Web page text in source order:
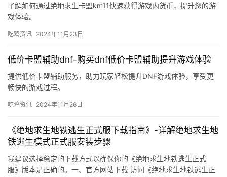
了解如何通过绝地求生卡盟km11快速获得游戏内货币，提升您的游
戏体验。
吃鸡资讯 2024年11月23日
低价卡盟辅助dnf-购买dnf低价卡盟辅助提升游戏体验
提供低价卡盟辅助服务，助力玩家轻松提升DNF游戏体验，享受更
畅快的游戏过程。
吃鸡资讯 2024年11月26日
《绝地求生地铁逃生正式服下载指南》-详解绝地求生地
铁逃生模式正式服安装步骤
我建议选择稳定的下载方式以确保你的《绝地求生地铁逃生正式
服》版本是正确的。一、官方网站下载 访问《绝地求生地铁逃生正